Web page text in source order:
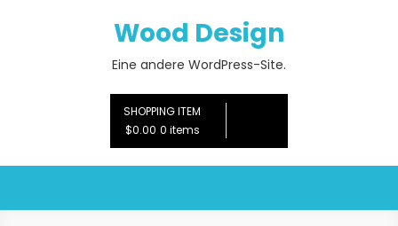
Wood Design
Eine andere WordPress-Site.
SHOPPING ITEM
$0.00 0 items